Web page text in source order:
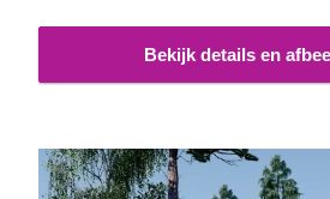
Bekijk details en